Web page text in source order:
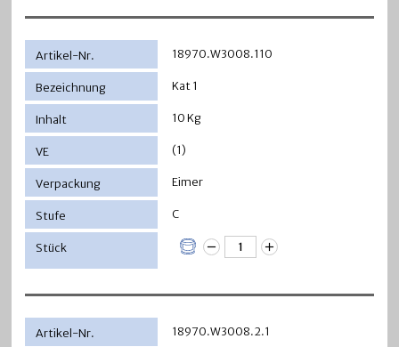
18970.W3008.110
Kat 1
10 Kg
(1)
Eimer
C
18970.W3008.2.1